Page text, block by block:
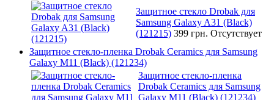
Защитное стекло Drobak для
Samsung Galaxy A31 (Black)
(121215) 399 грн. Отсутствует
Защитное стекло-пленка Drobak Ceramics для Samsung
Galaxy M11 (Black) (121234)
Защитное стекло-пленка
Drobak Ceramics для Samsung
Galaxy M11 (Black) (121234)